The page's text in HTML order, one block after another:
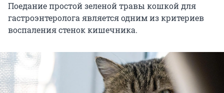
Поедание простой зеленой травы кошкой для
гастроэнтеролога является одним из критериев
воспаления стенок кишечника.